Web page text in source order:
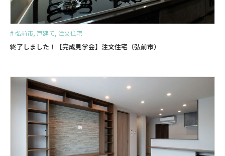
#弘前市, 戸建て, 注文住宅
終了しました！【完成見学会】注文住宅（弘前市）